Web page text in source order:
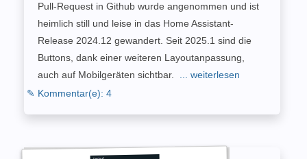
Pull-Request in Github wurde angenommen und ist
heimlich still und leise in das Home Assistant-
Release 2024.12 gewandert. Seit 2025.1 sind die
Buttons, dank einer weiteren Layoutanpassung,
auch auf Mobilgeräten sichtbar. ... weiterlesen
✎ Kommentar(e): 4